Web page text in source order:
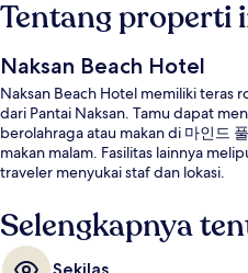
Tentang properti
Naksan Beach Hotel
Naksan Beach Hotel memiliki teras
dari Pantai Naksan. Tamu dapat
berolahraga atau makan di 마인드
makan malam. Fasilitas lainnya
traveler menyukai staf dan lokasi.
Selengkapnya